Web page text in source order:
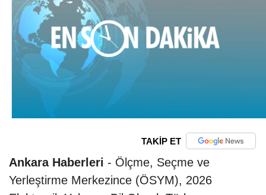
TAKİP ET
Ankara Haberleri - Ölçme, Seçme ve
Yerleştirme Merkezince (ÖSYM), 2026